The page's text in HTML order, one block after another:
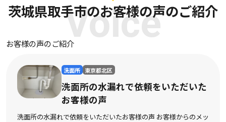
Voice
茨城県取手市のお客様の声のご紹介
お客様の声のご紹介
をいただいた
声 お客様からのメッ
洗面所の水漏れで
洗面所の水漏れで依頼をいただいたお客